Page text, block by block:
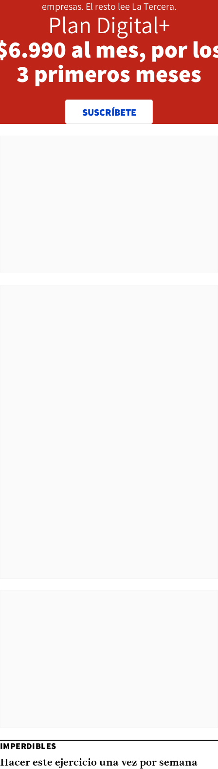
empresas. El resto lee La Tercera.
Plan Digital+
al mes, por
3 primeros meses
SUSCRÍBETE
IMPERDIBLES
Hacer este ejercicio una vez por semana